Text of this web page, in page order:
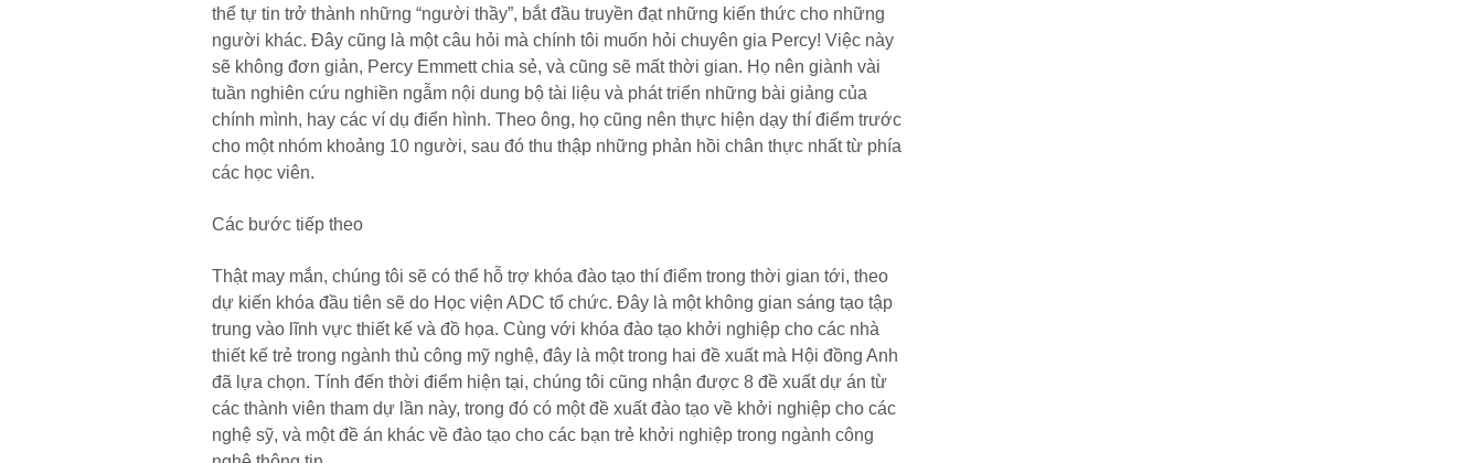
thể tự tin trở thành những “người thầy”, bắt đầu truyền đạt những kiến thức cho những
người khác. Đây cũng là một câu hỏi mà chính tôi muốn hỏi chuyên gia Percy! Việc này
sẽ không đơn giản, Percy Emmett chia sẻ, và cũng sẽ mất thời gian. Họ nên giành vài
tuần nghiên cứu nghiền ngẫm nội dung bộ tài liệu và phát triển những bài giảng của
chính mình, hay các ví dụ điển hình. Theo ông, họ cũng nên thực hiện dạy thí điểm trước
cho một nhóm khoảng 10 người, sau đó thu thập những phản hồi chân thực nhất từ phía
các học viên.
Các bước tiếp theo
Thật may mắn, chúng tôi sẽ có thể hỗ trợ khóa đào tạo thí điểm trong thời gian tới, theo
dự kiến khóa đầu tiên sẽ do Học viện ADC tổ chức. Đây là một không gian sáng tạo tập
trung vào lĩnh vực thiết kế và đồ họa. Cùng với khóa đào tạo khởi nghiệp cho các nhà
thiết kế trẻ trong ngành thủ công mỹ nghệ, đây là một trong hai đề xuất mà Hội đồng Anh
đã lựa chọn. Tính đến thời điểm hiện tại, chúng tôi cũng nhận được 8 đề xuất dự án từ
các thành viên tham dự lần này, trong đó có một đề xuất đào tạo về khởi nghiệp cho các
nghệ sỹ, và một đề án khác về đào tạo cho các bạn trẻ khởi nghiệp trong ngành công